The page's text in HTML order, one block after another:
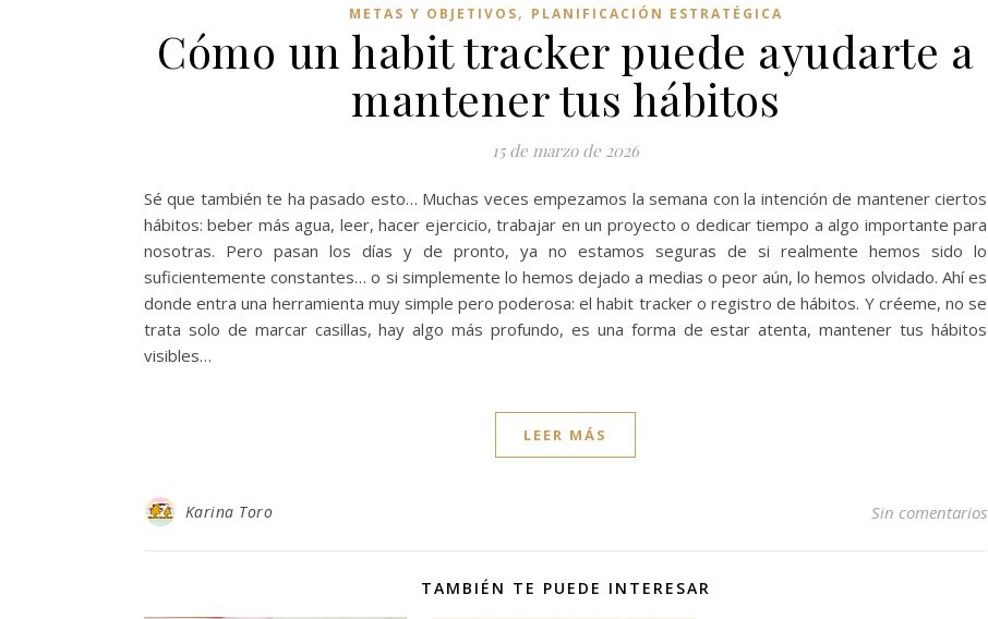
METAS Y OBJETIVOS, PLANIFICACIÓN ESTRATÉGICA
Cómo un habit tracker puede ayudarte a
mantener tus hábitos
15 de marzo de 2026
Sé que también te ha pasado esto… Muchas veces empezamos la semana con la intención de mantener ciertos
hábitos: beber más agua, leer, hacer ejercicio, trabajar en un proyecto o dedicar tiempo a algo importante para
nosotras. Pero pasan los días y de pronto, ya no estamos seguras de si realmente hemos sido lo
suficientemente constantes… o si simplemente lo hemos dejado a medias o peor aún, lo hemos olvidado. Ahí es
donde entra una herramienta muy simple pero poderosa: el habit tracker o registro de hábitos. Y créeme, no se
trata solo de marcar casillas, hay algo más profundo, es una forma de estar atenta, mantener tus hábitos
visibles…
LEER MÁS
Karina Toro Sin comentarios
TAMBIÉN TE PUEDE INTERESAR